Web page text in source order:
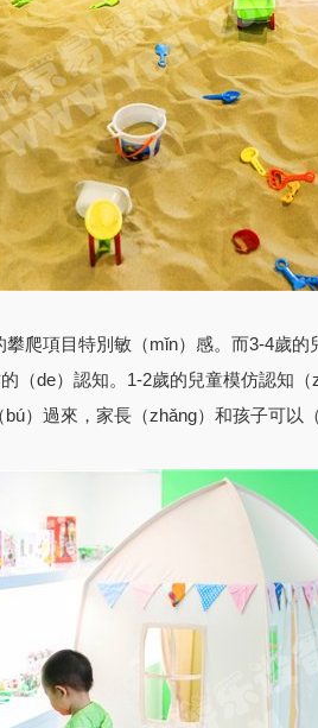
爬項目特別敏（mǐn）感。而3-4歲
（de）認知。1-2歲的兒童模仿認知
）過來，家長（zhǎng）和孩子可以